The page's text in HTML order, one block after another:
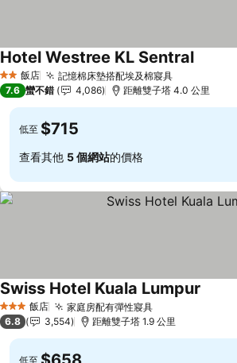
2 星級飯店 記憶棉床墊搭配埃及棉寢具查看價格
Hotel Westree KL Sentral查看價格
7.6 蠻不錯 4,086 距離雙子塔 4.0 公里
低至 $715
查看其他 5 個網站的價格
3 星級 飯店 家庭房配有彈性寢具查看價格
Swiss Hotel Kuala Lumpur
6.8 3,554 距離雙子塔 1.9 公里
低至